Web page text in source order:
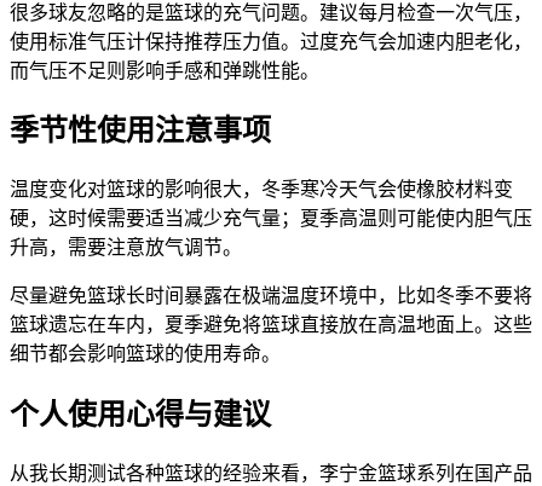
很多球友忽略的是篮球的充气问题。建议每月检查一次气压，
使用标准气压计保持推荐压力值。过度充气会加速内胆老化，
而气压不足则影响手感和弹跳性能。
季节性使用注意事项
温度变化对篮球的影响很大，冬季寒冷天气会使橡胶材料变
硬，这时候需要适当减少充气量；夏季高温则可能使内胆气压
升高，需要注意放气调节。
尽量避免篮球长时间暴露在极端温度环境中，比如冬季不要将
篮球遗忘在车内，夏季避免将篮球直接放在高温地面上。这些
细节都会影响篮球的使用寿命。
个人使用心得与建议
从我长期测试各种篮球的经验来看，李宁金篮球系列在国产品